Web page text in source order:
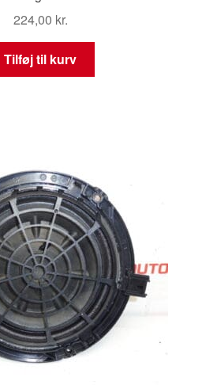
224,00 kr.
Tilføj til kurv